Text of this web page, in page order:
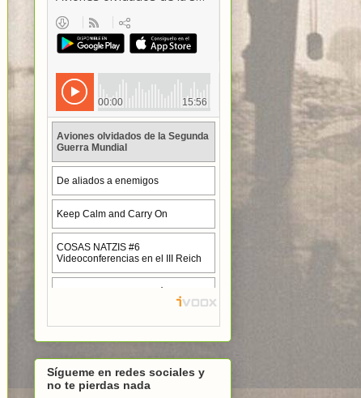
Sígueme en redes sociales y
no te pierdas nada